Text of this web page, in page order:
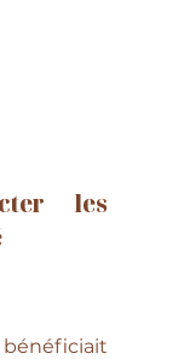
les
bénéficiait